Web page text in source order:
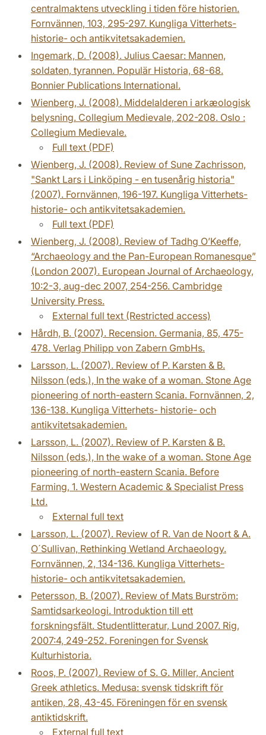
centralmaktens utveckling i tiden före historien.
Fornvännen, 103, 295-297. Kungliga Vitterhets-
historie- och antikvitetsakademien.
Ingemark, D. (2008). Julius Caesar: Mannen,
soldaten, tyrannen. Populär Historia, 68-68.
Bonnier Publications International.
Wienberg, J. (2008). Middelalderen i arkæologisk
belysning. Collegium Medievale, 202-208. Oslo :
Collegium Medievale.
Full text (PDF)
Wienberg, J. (2008). Review of Sune Zachrisson,
"Sankt Lars i Linköping - en tusenårig historia"
(2007). Fornvännen, 196-197. Kungliga Vitterhets-
historie- och antikvitetsakademien.
Full text (PDF)
Wienberg, J. (2008). Review of Tadhg O’Keeffe,
“Archaeology and the Pan-European Romanesque”
(London 2007). European Journal of Archaeology,
10:2-3, aug-dec 2007, 254-256. Cambridge
University Press.
External full text (Restricted access)
Hårdh, B. (2007). Recension. Germania, 85, 475-
478. Verlag Philipp von Zabern GmbHs.
Larsson, L. (2007). Review of P. Karsten & B.
Nilsson (eds.), In the wake of a woman. Stone Age
pioneering of north-eastern Scania. Fornvännen, 2,
136-138. Kungliga Vitterhets- historie- och
antikvitetsakademien.
Larsson, L. (2007). Review of P. Karsten & B.
Nilsson (eds.), In the wake of a woman. Stone Age
pioneering of north-eastern Scania. Before
Farming, 1. Western Academic & Specialist Press
Ltd.
External full text
Larsson, L. (2007). Review of R. Van de Noort & A.
O´Sullivan, Rethinking Wetland Archaeology.
Fornvännen, 2, 134-136. Kungliga Vitterhets-
historie- och antikvitetsakademien.
Petersson, B. (2007). Review of Mats Burström:
Samtidsarkeologi. Introduktion till ett
forskningsfält. Studentlitteratur, Lund 2007. Rig,
2007:4, 249-252. Foreningen for Svensk
Kulturhistoria.
Roos, P. (2007). Review of S. G. Miller, Ancient
Greek athletics. Medusa: svensk tidskrift för
antiken, 28, 43-45. Föreningen för en svensk
antiktidskrift.
External full text